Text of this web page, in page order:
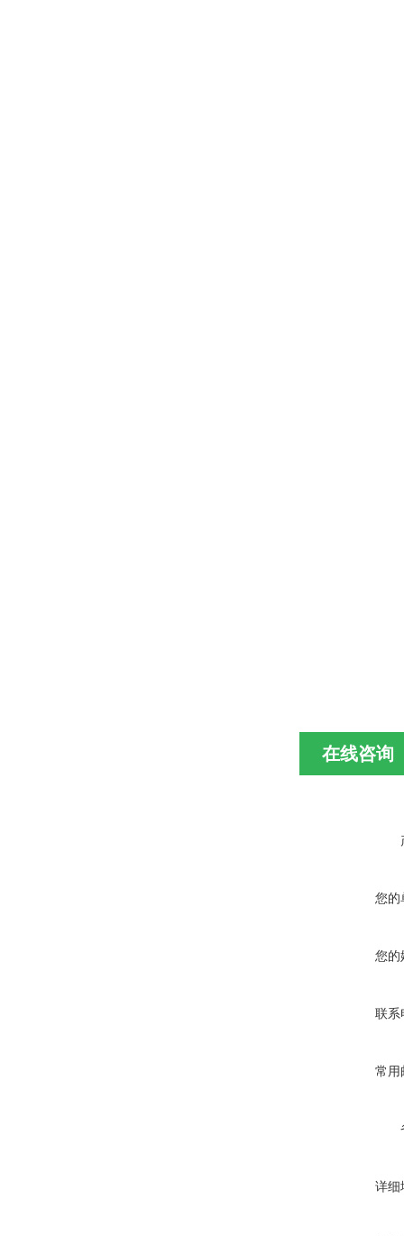
在线咨询
您的
您的
联系
常用
详细